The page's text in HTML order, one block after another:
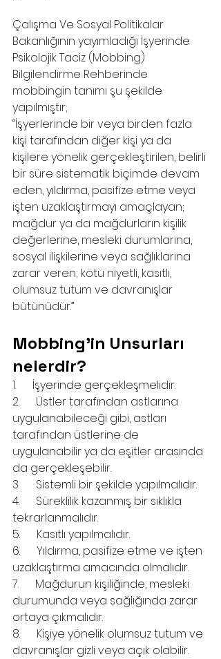
Çalışma Ve Sosyal Politikalar
Bakanlığının yayımladığı İşyerinde
Psikolojik Taciz (Mobbing)
Bilgilendirme Rehberinde
mobbingin tanımı şu şekilde
yapılmıştır;
‘’İşyerlerinde bir veya birden fazla
kişi tarafından diğer kişi ya da
kişilere yönelik gerçekleştirilen, belirli
bir süre sistematik biçimde devam
eden, yıldırma, pasifize etme veya
işten uzaklaştırmayı amaçlayan;
mağdur ya da mağdurların kişilik
değerlerine, mesleki durumlarına,
sosyal ilişkilerine veya sağlıklarına
zarar veren; kötü niyetli, kasıtlı,
olumsuz tutum ve davranışlar
bütünüdür.’’
Mobbing’in Unsurları
nelerdir?
1.      İşyerinde gerçekleşmelidir.
2.      Üstler tarafından astlarına
uygulanabileceği gibi, astları
tarafından üstlerine de
uygulanabilir ya da eşitler arasında
da gerçekleşebilir.
3.      Sistemli bir şekilde yapılmalıdır.
4.      Süreklilik kazanmış bir sıklıkla
tekrarlanmalıdır.
5.      Kasıtlı yapılmalıdır.
6.      Yıldırma, pasifize etme ve işten
uzaklaştırma amacında olmalıdır.
7.      Mağdurun kişiliğinde, mesleki
durumunda veya sağlığında zarar
ortaya çıkmalıdır.
8.      Kişiye yönelik olumsuz tutum ve
davranışlar gizli veya açık olabilir.